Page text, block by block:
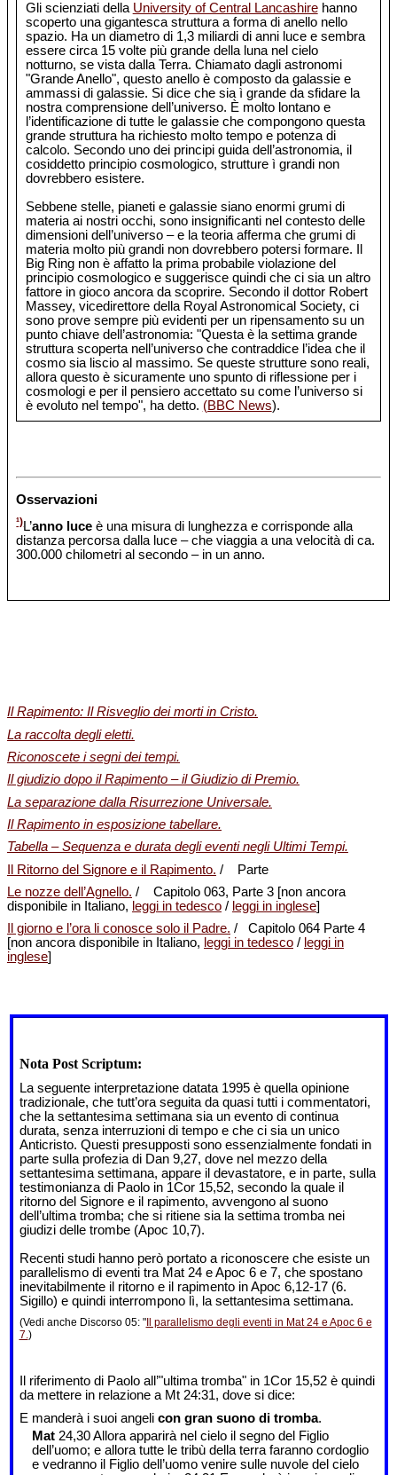
Gli scienziati della University of Central Lancashirehanno
scoperto una gigantesca struttura a forma di anello nello
spazio. Ha un diametro di 1,3 miliardi di anni luce e sembra
essere circa 15 volte più grande della luna nel cielo
notturno, se vista dalla Terra. Chiamato dagli astronomi
"Grande Anello", questo anello è composto da galassie e
ammassi di galassie. Si dice che sia ì grande da sfidare la
nostra comprensione dell’universo. È molto lontano e
l’identificazione di tutte le galassie che compongono questa
grande struttura ha richiesto molto tempo e potenza di
calcolo. Secondo uno dei principi guida dell’astronomia, il
cosiddetto principio cosmologico, strutture ì grandi non
dovrebbero esistere.
Sebbene stelle, pianeti e galassie siano enormi grumi di
materia ai nostri occhi, sono insignificanti nel contesto delle
dimensioni dell’universo – e la teoria afferma che grumi di
materia molto più grandi non dovrebbero potersi formare. Il
Big Ring non è affatto la prima probabile violazione del
principio cosmologico e suggerisce quindi che ci sia un altro
fattore in gioco ancora da scoprire. Secondo il dottor Robert
Massey, vicedirettore della Royal Astronomical Society, ci
sono prove sempre più evidenti per un ripensamento su un
punto chiave dell’astronomia: "Questa è la settima grande
struttura scoperta nell’universo che contraddice l’idea che il
cosmo sia liscio al massimo. Se queste strutture sono reali,
allora questo è sicuramente uno spunto di riflessione per i
cosmologi e per il pensiero accettato su come l’universo si
è evoluto nel tempo", ha detto. (BBC News).
Osservazioni
¹)L’anno luce è una misura di lunghezza e corrisponde alla
distanza percorsa dalla luce – che viaggia a una velocità di ca.
300.000 chilometri al secondo – in un anno.
Il Rapimento: Il Risveglio dei morti in Cristo.
La raccolta degli eletti.
Riconoscete i segni dei tempi.
Il giudizio dopo il Rapimento – il Giudizio di Premio.
La separazione dalla Risurrezione Universale.
Il Rapimento in esposizione tabellare.
Tabella – Sequenza e durata degli eventi negli Ultimi Tempi.
Il Ritorno del Signore e il Rapimento. / Parte
Le nozze dell’Agnello. / Capitolo 063, Parte 3 [non ancora
disponibile in Italiano, leggi in tedesco / leggi in inglese]
Il giorno e l’ora li conosce solo il Padre. / Capitolo 064 Parte 4
[non ancora disponibile in Italiano, leggi in tedesco / leggi in
inglese]
Nota Post Scriptum:
La seguente interpretazione datata 1995 è quella opinione
tradizionale, che tutt’ora seguita da quasi tutti i commentatori,
che la settantesima settimana sia un evento di continua
durata, senza interruzioni di tempo e che ci sia un unico
Anticristo. Questi presupposti sono essenzialmente fondati in
parte sulla profezia di Dan 9,27, dove nel mezzo della
settantesima settimana, appare il devastatore, e in parte, sulla
testimonianza di Paolo in 1Cor 15,52, secondo la quale il
ritorno del Signore e il rapimento, avvengono al suono
dell’ultima tromba; che si ritiene sia la settima tromba nei
giudizi delle trombe (Apoc 10,7).
Recenti studi hanno però portato a riconoscere che esiste un
parallelismo di eventi tra Mat 24 e Apoc 6 e 7, che spostano
inevitabilmente il ritorno e il rapimento in Apoc 6,12-17 (6.
Sigillo) e quindi interrompono lì, la settantesima settimana.
(Vedi anche Discorso 05: "Il parallelismo degli eventi in Mat 24 e Apoc 6 e
7.)
Il riferimento di Paolo all’"ultima tromba" in 1Cor 15,52 è quindi
da mettere in relazione a Mt 24:31, dove si dice:
E manderà i suoi angeli con gran suono di tromba.
Mat24,30 Allora apparirà nel cielo il segno del Figlio
dell’uomo; e allora tutte le tribù della terra faranno cordoglio
e vedranno il Figlio dell’uomo venire sulle nuvole del cielo